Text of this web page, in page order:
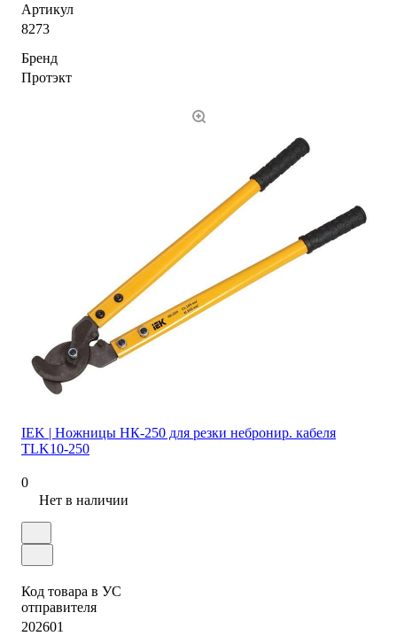
Артикул
8273
Бренд
Протэкт
IEK | Ножницы НК-250 для резки небронир. кабеля
TLK10-250
0
Нет в наличии
Код товара в УС
отправителя
202601